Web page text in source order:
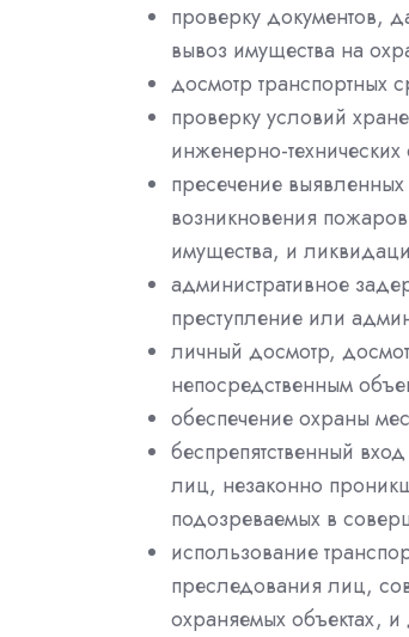
проверку документов,
вывоз имущества на
досмотр транспортных
проверку условий
инженерно-
пресечение
возникновения
имущества, и
административное
преступление или
личный досмотр,
непосредственным
обеспечение охраны
беспрепятственный
лиц, незаконно
подозреваемых в
использование
преследования лиц,
охраняемых объектах,